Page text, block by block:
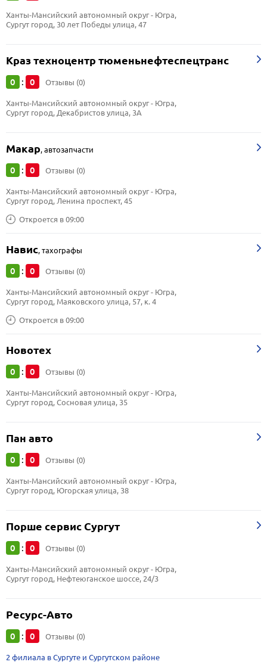
Ханты-Мансийский автономный округ - Югра,
Сургут город, 30 лет Победы улица, 47
Краз техноцентр тюменьнефтеспецтранс
0 : 0 Отзывы (0)
Ханты-Мансийский автономный округ - Югра,
Сургут город, Декабристов улица, 3А
Макар,автозапчасти
0 : 0 Отзывы (0)
Откроется в 09:00
Ханты-Мансийский автономный округ - Югра,
Сургут город, Ленина проспект, 45
Навис,тахографы
0 : 0 Отзывы (0)
Откроется в 09:00
Ханты-Мансийский автономный округ - Югра,
Сургут город, Маяковского улица, 57, к. 4
Новотех
0 : 0 Отзывы (0)
Ханты-Мансийский автономный округ - Югра,
Сургут город, Сосновая улица, 35
Пан авто
0 : 0 Отзывы (0)
Ханты-Мансийский автономный округ - Югра,
Сургут город, Югорская улица, 38
Порше сервис Сургут
0 : 0 Отзывы (0)
Ханты-Мансийский автономный округ - Югра,
Сургут город, Нефтеюганское шоссе, 24/3
Ресурс-Авто
0 : 0 Отзывы (0)
2 филиала в Сургуте и Сургутском районе